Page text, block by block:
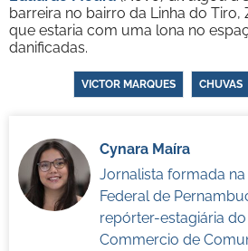
barreira no bairro da Linha do Tiro,
que estaria com uma lona no
danificadas.
VICTOR MARQUES CHUVAS
Cynara Maíra
Jornalista formada
Federal de
repórter-estagiária
Commercio de